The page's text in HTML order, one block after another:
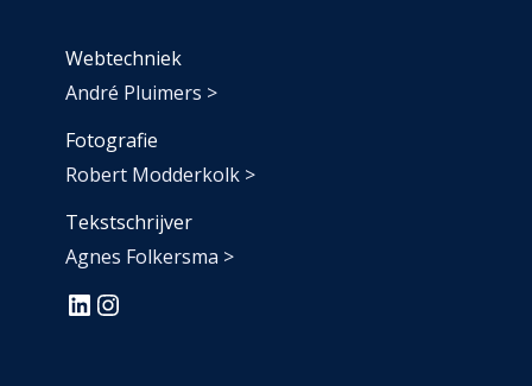
Webtechniek
André Pluimers >
Fotografie
Robert Modderkolk >
Tekstschrijver
Agnes Folkersma >
# #